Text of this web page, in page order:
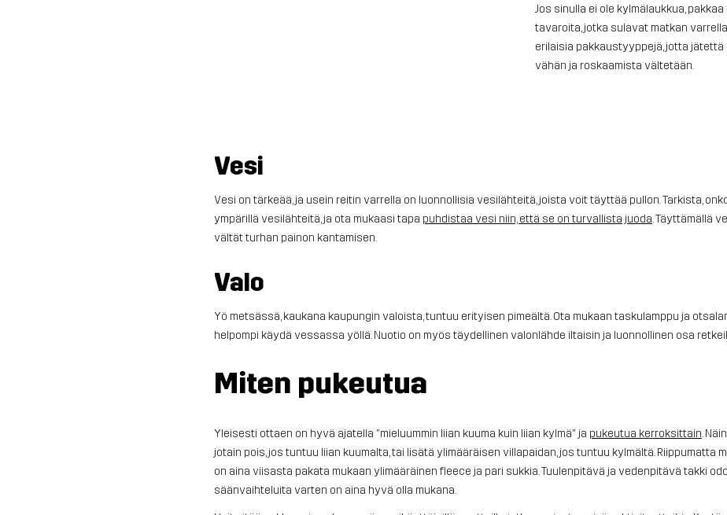
Jos sinulla ei ole kylmälaukkua,
tavaroita, jotka sulavat matkan
erilaisia pakkaustyyppejä, jotta
vähän ja roskaamista vältetään.
Vesi
Vesi on tärkeää, ja usein reitin varrella on luonnollisia vesilähteitä, joista voit täyttää pullon. Tarkista,
ympärillä vesilähteitä, ja ota mukaasi tapa puhdistaa vesi niin, että se on turvallista juoda. Täyttämällä
vältät turhan painon kantamisen.
Valo
Yö metsässä, kaukana kaupungin valoista, tuntuu erityisen pimeältä. Ota mukaan taskulamppu ja
helpompi käydä vessassa yöllä. Nuotio on myös täydellinen valonlähde iltaisin ja luonnollinen osa
Miten pukeutua
Yleisesti ottaen on hyvä ajatella "mieluummin liian kuuma kuin liian kylmä" ja pukeutua kerroksittain.
jotain pois, jos tuntuu liian kuumalta, tai lisätä ylimääräisen villapaidan, jos tuntuu kylmältä. Riippumatta
on aina viisasta pakata mukaan ylimääräinen fleece ja pari sukkia. Tuulenpitävä ja vedenpitävä takki
säänvaihteluita varten on aina hyvä olla mukana.